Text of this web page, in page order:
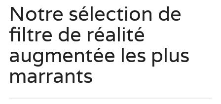
Notre sélection de
filtre de réalité
augmentée les plus
marrants